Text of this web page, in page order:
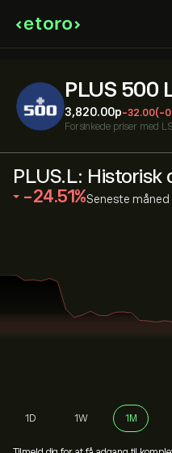
PLUS 500
3,820.00‎p‎-32.00(-
Forsinkede priser med
PLUS.L: Historisk
‎-24.51‎ Seneste måned
1D 1W 1M